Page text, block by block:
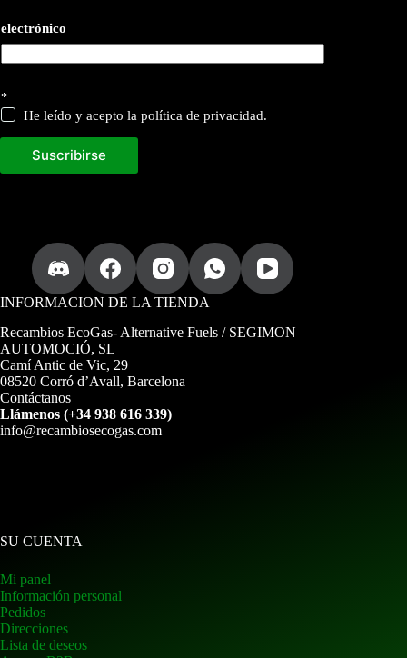
electrónico
*
He leído y acepto la política de privacidad.
Suscribirse
INFORMACION DE LA TIENDA
Recambios EcoGas- Alternative Fuels / SEGIMON
AUTOMOCIÓ, SL
Camí Antic de Vic, 29
08520 Corró d’Avall, Barcelona
Contáctanos
Llámenos (+34 938 616 339)
info@recambiosecogas.com
SU CUENTA
Mi panel
Información personal
Pedidos
Direcciones
Lista de deseos